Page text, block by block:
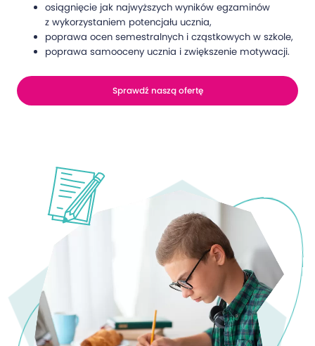
osiągnięcie jak najwyższych wyników egzaminów
z wykorzystaniem potencjału ucznia,
poprawa ocen semestralnych i cząstkowych w szkole,
poprawa samooceny ucznia i zwiększenie motywacji.
Sprawdź naszą ofertę